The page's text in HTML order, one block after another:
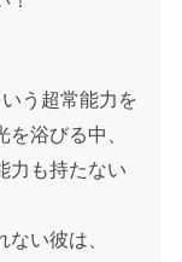
う超常能力を
浴びる中、
力も持たない
い彼は、